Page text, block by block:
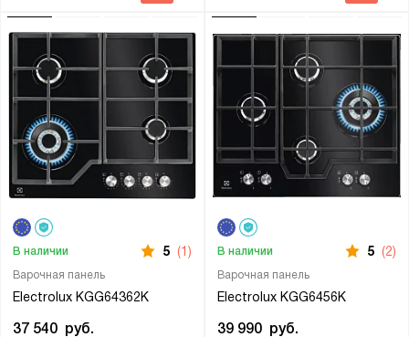
Варочная панель
Electrolux KGG64362K
В наличии 5 (1)
37 540 руб.
Варочная панель
Electrolux KGG6456K
В наличии 5 (2)
39 990 руб.